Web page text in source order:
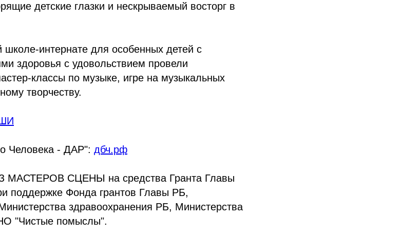
детские глазки и нескрываемый восторг в
школе-интернате для особенных детей с
здоровья с удовольствием провели
классы по музыке, игре на музыкальных
творчеству.
Человека - ДАР": дбч.рф
МАСТЕРОВ СЦЕНЫ на средства Гранта Главы
поддержке Фонда грантов Главы РБ,
здравоохранения РБ, Министерства
"Чистые помыслы".